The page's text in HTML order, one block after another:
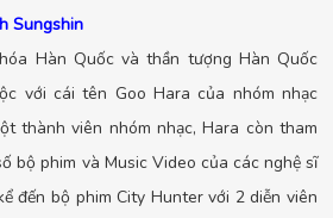
Sungshin
Hàn Quốc và thần tượng Hàn Quốc
với cái tên Goo Hara của nhóm nhạc
thành viên nhóm nhạc, Hara còn tham
bộ phim và Music Video của các nghệ sĩ
đến bộ phim City Hunter với 2 diễn viên